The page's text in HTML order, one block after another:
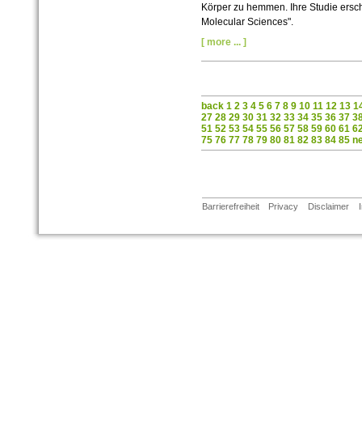
Körper zu hemmen. Ihre Studie
Molecular Sciences".
[ more ... ]
back 1 2 3 4 5 6 7 8 9 10 11 12 13
27 28 29 30 31 32 33 34 35 36 37
51 52 53 54 55 56 57 58 59 60 61
75 76 77 78 79 80 81 82 83 84 85
Barrierefreiheit Privacy Disclaimer